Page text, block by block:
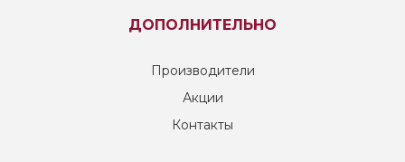
ДОПОЛНИТЕЛЬНО
Производители
Акции
Контакты